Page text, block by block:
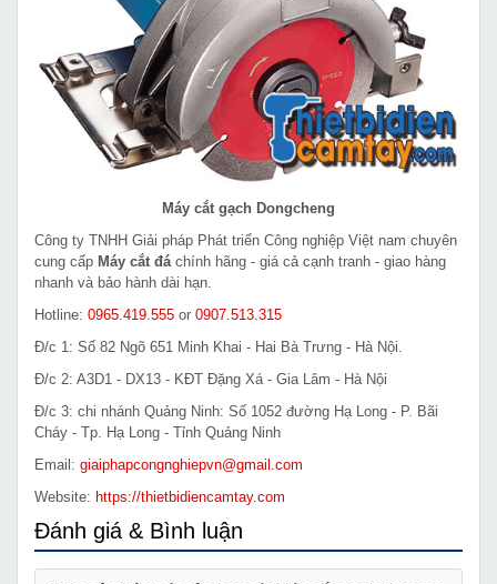
Máy cắt gạch Dongcheng
Công ty TNHH Giải pháp Phát triển Công nghiệp Việt nam chuyên
cung cấp Máy cắt đá chính hãng - giá cả cạnh tranh - giao hàng
nhanh và bảo hành dài hạn.
Hotline: 0965.419.555 or 0907.513.315
Đ/c 1: Số 82 Ngõ 651 Minh Khai - Hai Bà Trưng - Hà Nội.
Đ/c 2: A3D1 - DX13 - KĐT Đặng Xá - Gia Lâm - Hà Nội
Đ/c 3: chi nhánh Quảng Ninh: Số 1052 đường Hạ Long - P. Bãi
Cháy - Tp. Hạ Long - Tỉnh Quảng Ninh
Email: giaiphapcongnghiepvn@gmail.com
Website: https://thietbidiencamtay.com
Đánh giá & Bình luận